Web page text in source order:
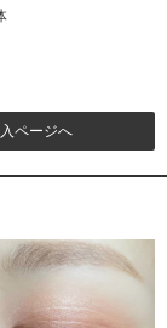
ページへ